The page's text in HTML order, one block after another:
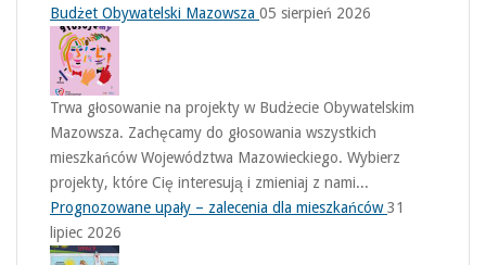
Budżet Obywatelski Mazowsza 05 sierpień 2026
Trwa głosowanie na projekty w Budżecie Obywatelskim
Mazowsza. Zachęcamy do głosowania wszystkich
mieszkańców Województwa Mazowieckiego. Wybierz
projekty, które Cię interesują i zmieniaj z nami...
Prognozowane upały – zalecenia dla mieszkańców31
lipiec 2026